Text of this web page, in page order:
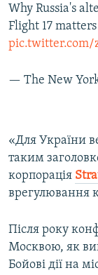
Why Russia's
Flight 17 matters
pic.twitter.com/
— The New
«Для України
таким
корпорація
врегулювання
Після року
Москвою, як
Бойові дії на